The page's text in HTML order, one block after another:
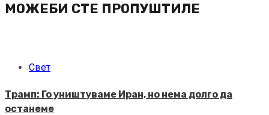
МОЖЕБИ СТЕ ПРОПУШТИЛЕ
Свет
Трамп: Го уништуваме Иран, но нема долго да
останеме